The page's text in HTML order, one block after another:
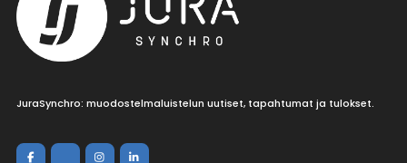
JuraSynchro: muodostelmaluistelun uutiset, tapahtumat ja tulokset.